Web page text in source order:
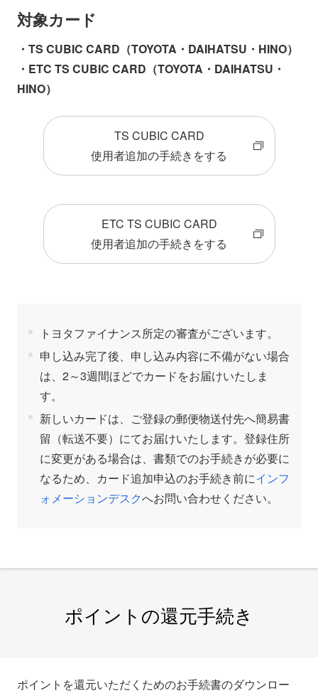
対象カード
・TS CUBIC CARD（TOYOTA・DAIHATSU・HINO）
・ETC TS CUBIC CARD（TOYOTA・DAIHATSU・
HINO）
TS CUBIC CARD
使用者追加の手続きをする
ETC TS CUBIC CARD
使用者追加の手続きをする
トヨタファイナンス所定の審査がございます。
申し込み完了後、申し込み内容に不備がない場合
は、2～3週間ほどでカードをお届けいたしま
す。
新しいカードは、ご登録の郵便物送付先へ簡易書
留（転送不要）にてお届けいたします。登録住所
に変更がある場合は、書類でのお手続きが必要に
なるため、カード追加申込のお手続き前にインフ
ォメーションデスクへお問い合わせください。
ポイントの還元手続き
ポイントを還元いただくためのお手続書のダウンロー